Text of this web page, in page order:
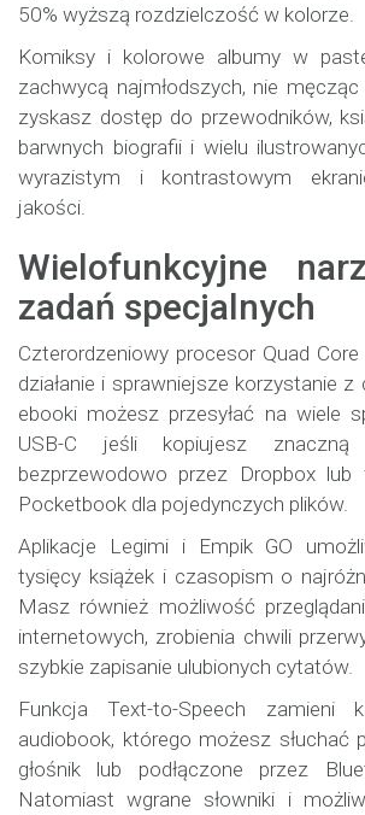
50% wyższą rozdzielczość w kolorze.
Komiksy i kolorowe albumy w
zachwycą najmłodszych, nie
zyskasz dostęp do przewodników,
barwnych biografii i wielu
wyrazistym i kontrastowym
jakości.
Wielofunkcyjne
zadań specjalnych
Czterordzeniowy procesor Quad
działanie i sprawniejsze korzystanie z
ebooki możesz przesyłać na wiele
USB-C jeśli kopiujesz znaczną
bezprzewodowo przez Dropbox lub
Pocketbook dla pojedynczych plików.
Aplikacje Legimi i Empik GO
tysięcy książek i czasopism o
Masz również możliwość
internetowych, zrobienia chwili
szybkie zapisanie ulubionych cytatów.
Funkcja Text-to-Speech zamieni
audiobook, którego możesz słuchać
głośnik lub podłączone przez
Natomiast wgrane słowniki i